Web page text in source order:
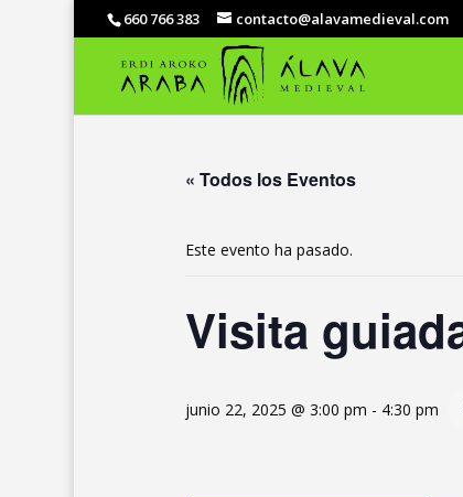
660 766 383 contacto@alavamedieval.com
« Todos los Eventos
Este evento ha pasado.
Visita
junio 22, 2025 @ 3:00 pm - 4:30 pm